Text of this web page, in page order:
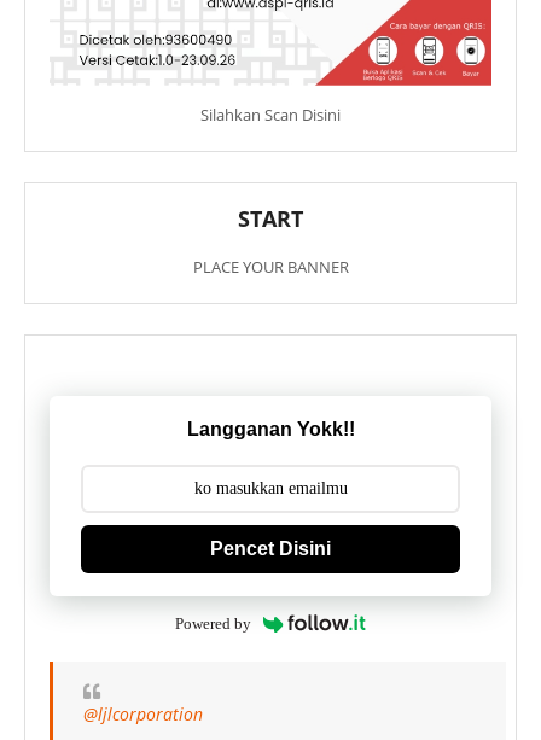
Silahkan Scan Disini
START
PLACE YOUR BANNER
Langganan Yokk!!
Pencet Disini
Powered by
@ljlcorporation